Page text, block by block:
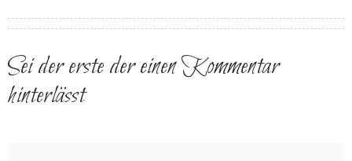
Sei der erste der einen Kommentar
hinterlässt